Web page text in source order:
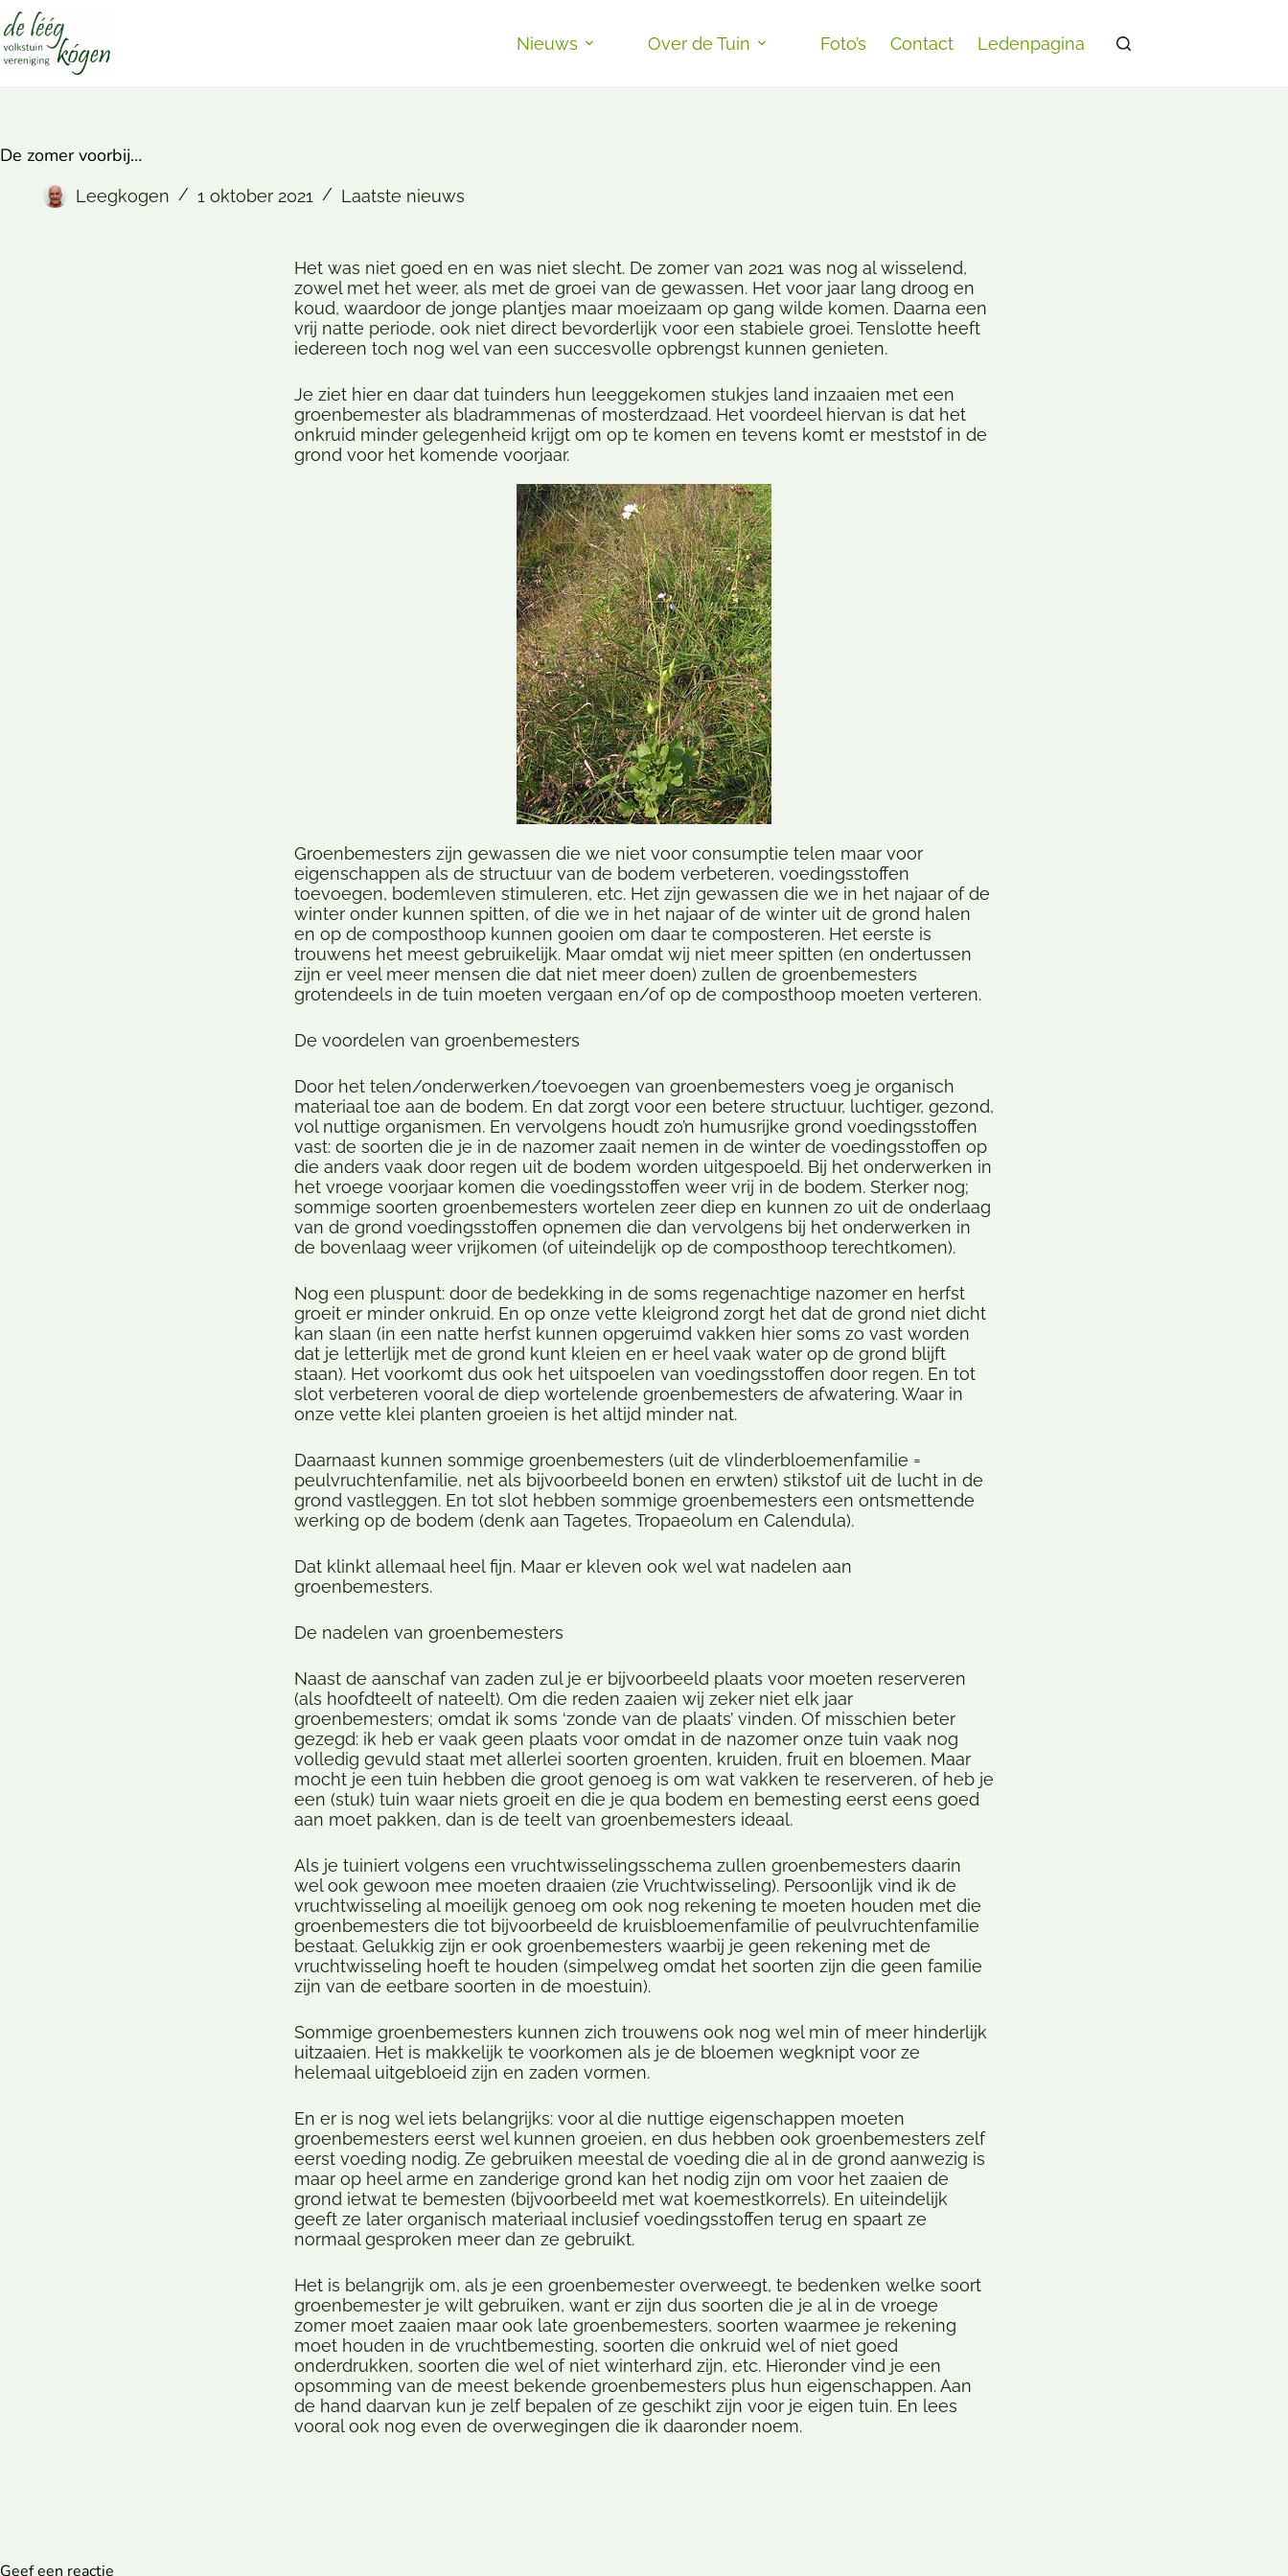
Nieuws Over de Tuin Foto’s Contact Ledenpagina
De zomer voorbij…
Leegkogen 1 oktober 2021 Laatste nieuws
Het was niet goed en en was niet slecht. De zomer van 2021 was nog al wisselend,
zowel met het weer, als met de groei van de gewassen. Het voor jaar lang droog en
koud, waardoor de jonge plantjes maar moeizaam op gang wilde komen. Daarna een
vrij natte periode, ook niet direct bevorderlijk voor een stabiele groei. Tenslotte heeft
iedereen toch nog wel van een succesvolle opbrengst kunnen genieten.
Je ziet hier en daar dat tuinders hun leeggekomen stukjes land inzaaien met een
groenbemester als bladrammenas of mosterdzaad. Het voordeel hiervan is dat het
onkruid minder gelegenheid krijgt om op te komen en tevens komt er meststof in de
grond voor het komende voorjaar.
Groenbemesters zijn gewassen die we niet voor consumptie telen maar voor
eigenschappen als de structuur van de bodem verbeteren, voedingsstoffen
toevoegen, bodemleven stimuleren, etc. Het zijn gewassen die we in het najaar of de
winter onder kunnen spitten, of die we in het najaar of de winter uit de grond halen
en op de composthoop kunnen gooien om daar te composteren. Het eerste is
trouwens het meest gebruikelijk. Maar omdat wij niet meer spitten (en ondertussen
zijn er veel meer mensen die dat niet meer doen) zullen de groenbemesters
grotendeels in de tuin moeten vergaan en/of op de composthoop moeten verteren.
De voordelen van groenbemesters
Door het telen/onderwerken/toevoegen van groenbemesters voeg je organisch
materiaal toe aan de bodem. En dat zorgt voor een betere structuur, luchtiger, gezond,
vol nuttige organismen. En vervolgens houdt zo’n humusrijke grond voedingsstoffen
vast: de soorten die je in de nazomer zaait nemen in de winter de voedingsstoffen op
die anders vaak door regen uit de bodem worden uitgespoeld. Bij het onderwerken in
het vroege voorjaar komen die voedingsstoffen weer vrij in de bodem. Sterker nog;
sommige soorten groenbemesters wortelen zeer diep en kunnen zo uit de onderlaag
van de grond voedingsstoffen opnemen die dan vervolgens bij het onderwerken in
de bovenlaag weer vrijkomen (of uiteindelijk op de composthoop terechtkomen).
Nog een pluspunt: door de bedekking in de soms regenachtige nazomer en herfst
groeit er minder onkruid. En op onze vette kleigrond zorgt het dat de grond niet dicht
kan slaan (in een natte herfst kunnen opgeruimd vakken hier soms zo vast worden
dat je letterlijk met de grond kunt kleien en er heel vaak water op de grond blijft
staan). Het voorkomt dus ook het uitspoelen van voedingsstoffen door regen. En tot
slot verbeteren vooral de diep wortelende groenbemesters de afwatering. Waar in
onze vette klei planten groeien is het altijd minder nat.
Daarnaast kunnen sommige groenbemesters (uit de vlinderbloemenfamilie =
peulvruchtenfamilie, net als bijvoorbeeld bonen en erwten) stikstof uit de lucht in de
grond vastleggen. En tot slot hebben sommige groenbemesters een ontsmettende
werking op de bodem (denk aan Tagetes, Tropaeolum en Calendula).
Dat klinkt allemaal heel fijn. Maar er kleven ook wel wat nadelen aan
groenbemesters.
De nadelen van groenbemesters
Naast de aanschaf van zaden zul je er bijvoorbeeld plaats voor moeten reserveren
(als hoofdteelt of nateelt). Om die reden zaaien wij zeker niet elk jaar
groenbemesters; omdat ik soms ‘zonde van de plaats’ vinden. Of misschien beter
gezegd: ik heb er vaak geen plaats voor omdat in de nazomer onze tuin vaak nog
volledig gevuld staat met allerlei soorten groenten, kruiden, fruit en bloemen. Maar
mocht je een tuin hebben die groot genoeg is om wat vakken te reserveren, of heb je
een (stuk) tuin waar niets groeit en die je qua bodem en bemesting eerst eens goed
aan moet pakken, dan is de teelt van groenbemesters ideaal.
Als je tuiniert volgens een vruchtwisselingsschema zullen groenbemesters daarin
wel ook gewoon mee moeten draaien (zie Vruchtwisseling). Persoonlijk vind ik de
vruchtwisseling al moeilijk genoeg om ook nog rekening te moeten houden met die
groenbemesters die tot bijvoorbeeld de kruisbloemenfamilie of peulvruchtenfamilie
bestaat. Gelukkig zijn er ook groenbemesters waarbij je geen rekening met de
vruchtwisseling hoeft te houden (simpelweg omdat het soorten zijn die geen familie
zijn van de eetbare soorten in de moestuin).
Sommige groenbemesters kunnen zich trouwens ook nog wel min of meer hinderlijk
uitzaaien. Het is makkelijk te voorkomen als je de bloemen wegknipt voor ze
helemaal uitgebloeid zijn en zaden vormen.
En er is nog wel iets belangrijks: voor al die nuttige eigenschappen moeten
groenbemesters eerst wel kunnen groeien, en dus hebben ook groenbemesters zelf
eerst voeding nodig. Ze gebruiken meestal de voeding die al in de grond aanwezig is
maar op heel arme en zanderige grond kan het nodig zijn om voor het zaaien de
grond ietwat te bemesten (bijvoorbeeld met wat koemestkorrels). En uiteindelijk
geeft ze later organisch materiaal inclusief voedingsstoffen terug en spaart ze
normaal gesproken meer dan ze gebruikt.
Het is belangrijk om, als je een groenbemester overweegt, te bedenken welke soort
groenbemester je wilt gebruiken, want er zijn dus soorten die je al in de vroege
zomer moet zaaien maar ook late groenbemesters, soorten waarmee je rekening
moet houden in de vruchtbemesting, soorten die onkruid wel of niet goed
onderdrukken, soorten die wel of niet winterhard zijn, etc. Hieronder vind je een
opsomming van de meest bekende groenbemesters plus hun eigenschappen. Aan
de hand daarvan kun je zelf bepalen of ze geschikt zijn voor je eigen tuin. En lees
vooral ook nog even de overwegingen die ik daaronder noem.
Geef een reactie